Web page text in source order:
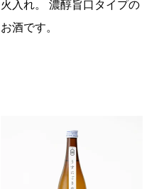
火入れ。 濃醇旨口タイプの
お酒です。